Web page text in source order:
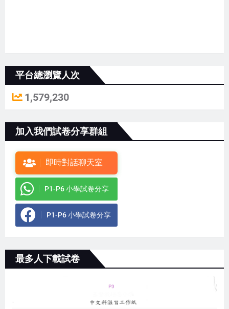
平台總瀏覽人次
1,579,230
加入我們試卷分享群組
即時對話聊天室
P1-P6 小學試卷分享
P1-P6 小學試卷分享
最多人下載試卷